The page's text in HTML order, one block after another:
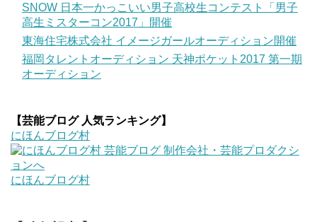
SNOW 日本一かっこいい男子高校生コンテスト「男子
高生ミスターコン2017」開催
東海住宅株式会社 イメージガールオーディション開催
福岡タレントオーディション 天神ポケット2017 第一期
オーディション
【芸能ブログ 人気ランキング】
にほんブログ村
にほんブログ村